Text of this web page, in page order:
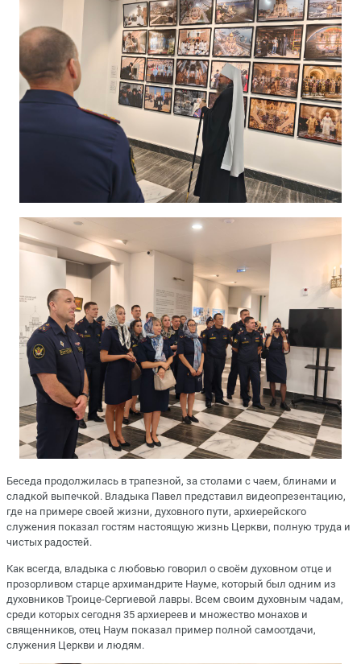
Беседа продолжилась в трапезной, за столами с чаем, блинами и
сладкой выпечкой. Владыка Павел представил видеопрезентацию,
где на примере своей жизни, духовного пути, архиерейского
служения показал гостям настоящую жизнь Церкви, полную труда и
чистых радостей.
Как всегда, владыка с любовью говорил о своём духовном отце и
прозорливом старце архимандрите Науме, который был одним из
духовников Троице-Сергиевой лавры. Всем своим духовным чадам,
среди которых сегодня 35 архиереев и множество монахов и
священников, отец Наум показал пример полной самоотдачи,
служения Церкви и людям.